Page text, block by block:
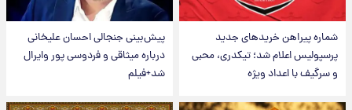
شماره پیراهن خریدهای جدید
پرسپولیس اعلام شد؛ تیکدری، محبی
و سرگیف با اعداد ویژه
پیش‌بینی جنجالی احسان علیخانی
درباره میثاقی و فردوسی پور وایرال
شد+فیلم